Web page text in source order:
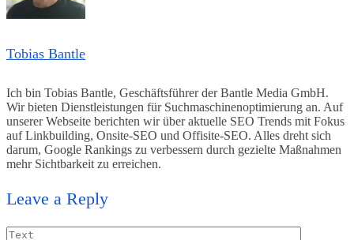
Tobias Bantle
Ich bin Tobias Bantle, Geschäftsführer der Bantle Media GmbH.
Wir bieten Dienstleistungen für Suchmaschinenoptimierung an. Auf
unserer Webseite berichten wir über aktuelle SEO Trends mit Fokus
auf Linkbuilding, Onsite-SEO und Offisite-SEO. Alles dreht sich
darum, Google Rankings zu verbessern durch gezielte Maßnahmen
mehr Sichtbarkeit zu erreichen.
Leave a Reply